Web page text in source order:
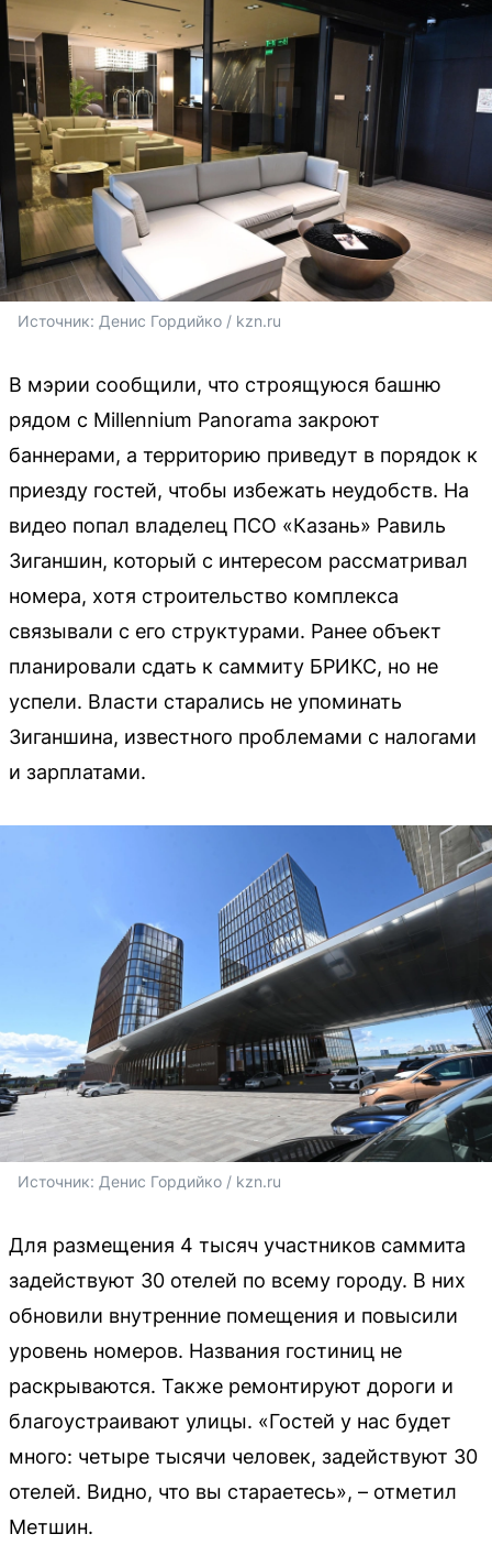
Источник: Денис Гордийко / kzn.ru
В мэрии сообщили, что строящуюся башню
рядом с Millennium Panorama закроют
баннерами, а территорию приведут в порядок к
приезду гостей, чтобы избежать неудобств. На
видео попал владелец ПСО «Казань» Равиль
Зиганшин, который с интересом рассматривал
номера, хотя строительство комплекса
связывали с его структурами. Ранее объект
планировали сдать к саммиту БРИКС, но не
успели. Власти старались не упоминать
Зиганшина, известного проблемами с налогами
и зарплатами.
Источник: Денис Гордийко / kzn.ru
Для размещения 4 тысяч участников саммита
задействуют 30 отелей по всему городу. В них
обновили внутренние помещения и повысили
уровень номеров. Названия гостиниц не
раскрываются. Также ремонтируют дороги и
благоустраивают улицы. «Гостей у нас будет
много: четыре тысячи человек, задействуют 30
отелей. Видно, что вы стараетесь», – отметил
Метшин.